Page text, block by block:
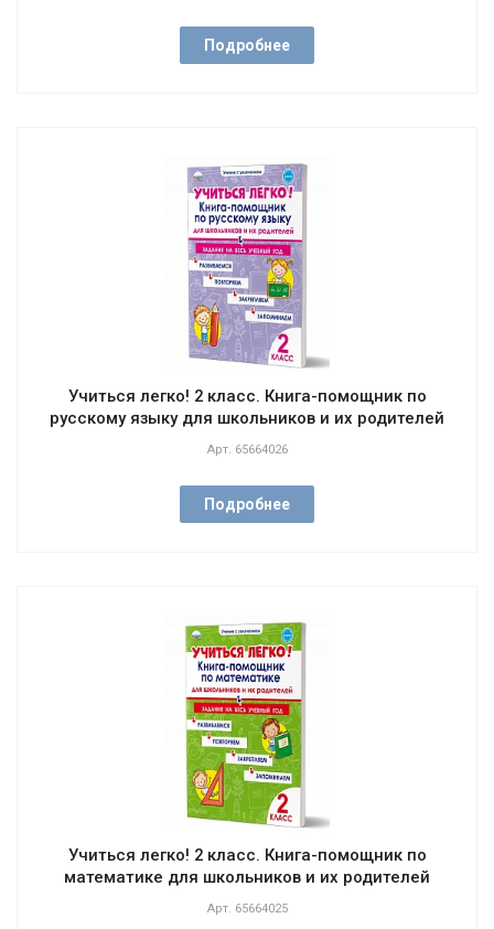
Подробнее
Учиться легко! 2 класс. Книга-помощник по
русскому языку для школьников и их родителей
Арт. 65664026
Подробнее
Учиться легко! 2 класс. Книга-помощник по
математике для школьников и их родителей
Арт. 65664025